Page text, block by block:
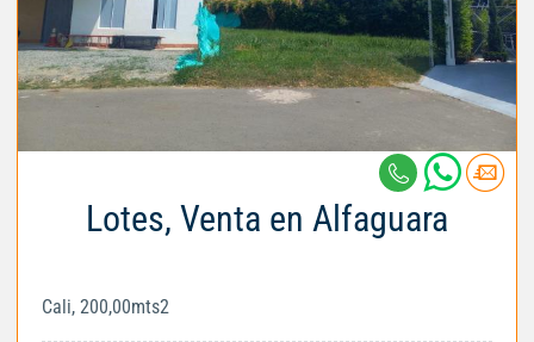
Lotes, Venta en Alfaguara
Cali, 200,00mts2